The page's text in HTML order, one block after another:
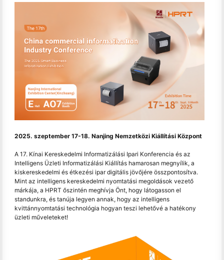
2025. szeptember 17-18. Nanjing Nemzetközi Kiállítási Központ
A 17. Kínai Kereskedelmi Informatizálási Ipari Konferencia és az
Intelligens Üzleti Informatizálási Kiállítás hamarosan megnyílik, a
kiskereskedelmi és étkezési ipar digitális jövőjére összpontosítva.
Mint az intelligens kereskedelmi nyomtatási megoldások vezető
márkája, a HPRT őszintén meghívja Önt, hogy látogasson el
standunkra, és tanúja legyen annak, hogy az intelligens
kvittánnyomtatási technológia hogyan teszi lehetővé a hatékony
üzleti műveleteket!